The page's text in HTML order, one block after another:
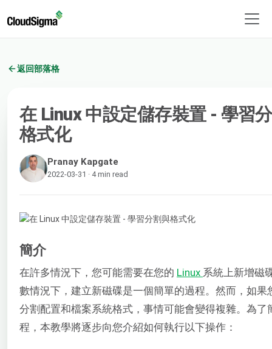
返回部落格
在 Linux 中設定儲存裝置 - 學習
格式化
Pranay Kapgate
2022-03-31 · 4 min read
簡介
在許多情況下，您可能需要在您的 Linux 系統上新增磁
數情況下，建立新磁碟是一個簡單的過程。然而，如果
分割配置和檔案系統格式，事情可能會變得複雜。為了
程，本教學將逐步向您介紹如何執行以下操作：